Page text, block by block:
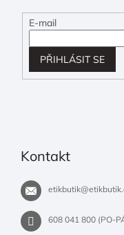
E-mail
PŘIHLÁSIT SE
Kontakt
etikbutik@
608 041 800 (PO-